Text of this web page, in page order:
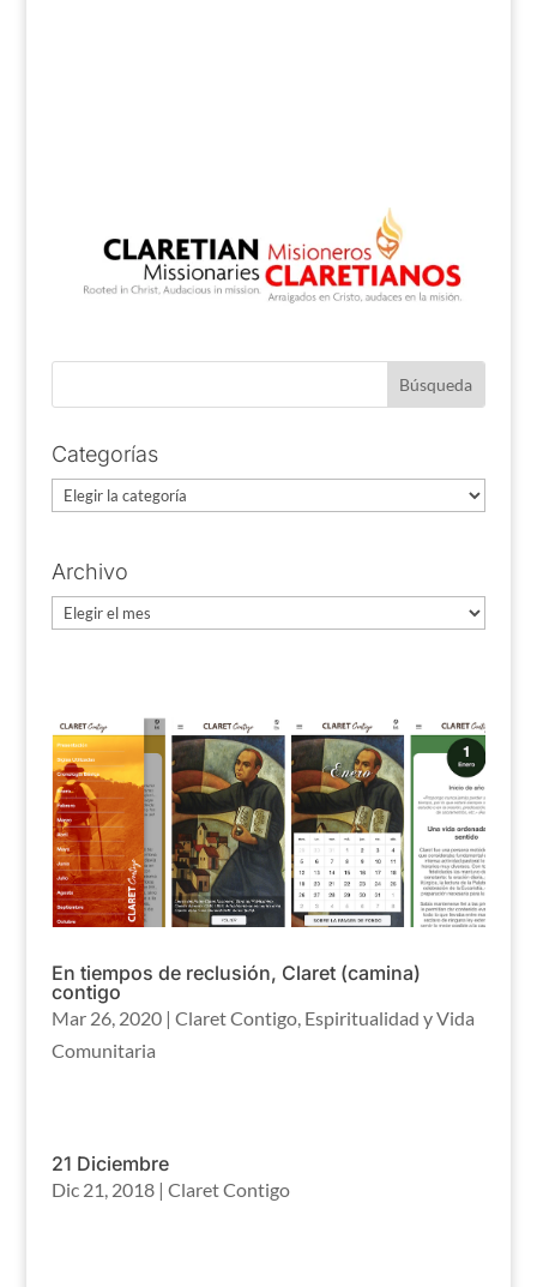
Categorías
Categorías
Archivo
Archivo
En tiempos de reclusión, Claret (camina)
contigo
Mar 26, 2020| Claret Contigo, Espiritualidad y Vida
Comunitaria
21 Diciembre
Dic 21, 2018| Claret Contigo